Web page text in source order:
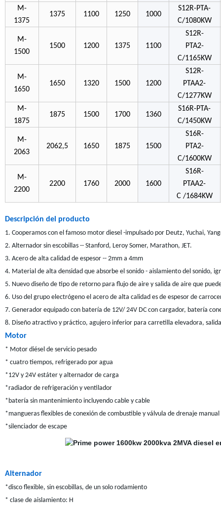
M-
1375
1375 1100 1250 1000
S12R-PTA-
C/1080KW
M-
1500
1500 1200 1375 1100
S12R-
PTA2-
C/1165KW
M-
1650
1650 1320 1500 1200
S12R-
PTAA2-
C/1277KW
M-
1875
1875 1500 1700 1360
S16R-PTA-
C/1450KW
M-
2063
2062,5 1650 1875 1500
S16R-
PTA2-
C/1600KW
M-
2200
2200 1760 2000 1600
S16R-
PTAA2-
C /1684KW
Descripción del producto
1. Cooperamos con el famoso motor diesel -impulsado por Deutz, Yuchai,
2. Alternador sin escobillas -- Stanford, Leroy Somer, Marathon, JET.
3. Acero de alta calidad de espesor -- 2mm a 4mm
4. Material de alta densidad que absorbe el sonido - aislamiento del sonido,
5. Nuevo diseño de tipo de retorno para flujo de aire y salida de aire que
6. Uso del grupo electrógeno el acero de alta calidad es de espesor de
7. Generador equipado con batería de 12V/ 24V DC con cargador, batería
8. Diseño atractivo y práctico, agujero inferior para carretilla elevadora,
Motor
* Motor diésel de servicio pesado
* cuatro tiempos, refrigerado por agua
*12V y 24V estáter y alternador de carga
*radiador de refrigeración y ventilador
*batería sin mantenimiento incluyendo cable y cable
*mangueras flexibles de conexión de combustible y válvula de drenaje
*silenciador de escape
Alternador
*disco flexible, sin escobillas, de un solo rodamiento
* clase de aislamiento: H